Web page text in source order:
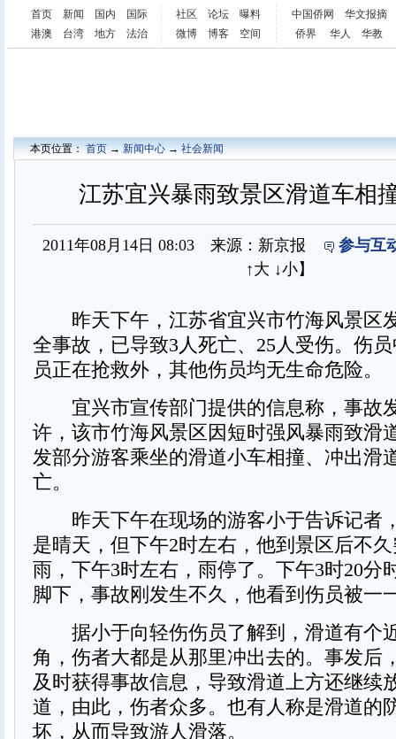
首页 新闻 国内
国际
港澳
台湾 地方 法治
社区 论坛
曝料
微博
博客 空间
中国侨网
华文报摘
侨界
华人 华教
本页位置：首页→新闻中心→社会新闻
江苏宜兴暴雨致景区滑道车相
2011年08月14日 08:03 来源：新京报
参与互
↑大 ↓小】
昨天下午，江苏省宜兴市竹海风景区
全事故，已导致3人死亡、25人受伤。伤
员正在抢救外，其他伤员均无生命危险。
宜兴市宣传部门提供的信息称，事故
许，该市竹海风景区因短时强风暴雨致滑
发部分游客乘坐的滑道小车相撞、冲出滑
亡。
昨天下午在现场的游客小于告诉记者
是晴天，但下午2时左右，他到景区后不
雨，下午3时左右，雨停了。下午3时20分
脚下，事故刚发生不久，他看到伤员被一
据小于向轻伤伤员了解到，滑道有个
角，伤者大都是从那里冲出去的。事发后
及时获得事故信息，导致滑道上方还继续
道，由此，伤者众多。也有人称是滑道的
坏，从而导致游人滑落。